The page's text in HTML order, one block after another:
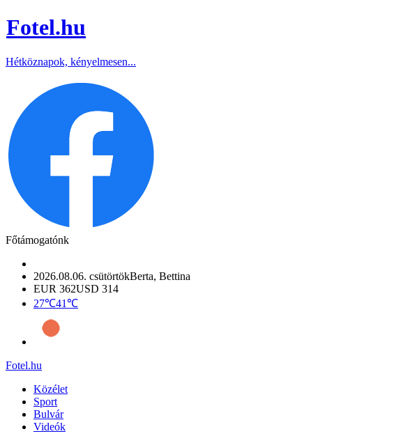
Fotel.hu
Hétköznapok, kényelmesen...
Főtámogatónk
2026.08.06. csütörtökBerta, Bettina
EUR 362USD 314
27℃41℃
Fotel.hu
Közélet
Sport
Bulvár
Videók